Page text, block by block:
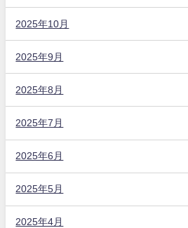
2025年10月
2025年9月
2025年8月
2025年7月
2025年6月
2025年5月
2025年4月